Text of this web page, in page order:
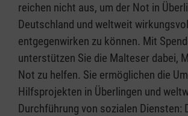
reichen nicht aus, um der Not in
Deutschland und weltweit
entgegenwirken zu können. Mit
unterstützen Sie die Malteser dabei,
Not zu helfen. Sie ermöglichen die
Hilfsprojekten in Überlingen und
Durchführung von sozialen Diensten: